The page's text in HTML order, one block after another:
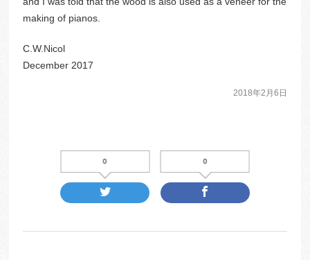
making of pianos.
C.W.Nicol
December 2017
2018年2月6日
0 0